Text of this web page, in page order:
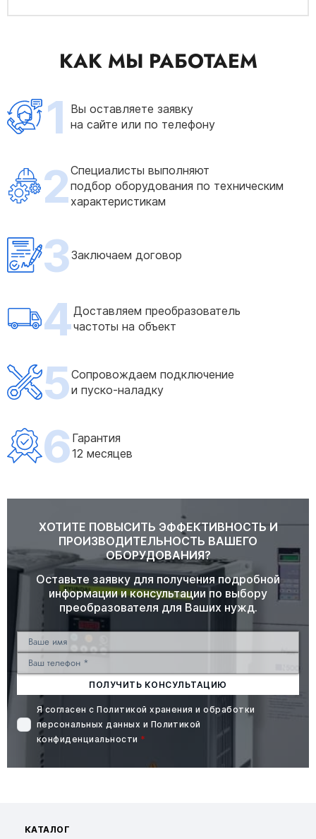
КАК МЫ РАБОТАЕМ
1 Вы оставляете заявку
на сайте или по телефону
2Специалисты выполняют
подбор оборудования по техническим
характеристикам
3Заключаем договор
4Доставляем преобразователь
частоты на объект
5Сопровождаем подключение
и пуско-наладку
6 Гарантия
12 месяцев
ХОТИТЕ ПОВЫСИТЬ ЭФФЕКТИВНОСТЬ И
ПРОИЗВОДИТЕЛЬНОСТЬ ВАШЕГО
ОБОРУДОВАНИЯ?
Оставьте заявку для получения подробной
информации и консультации по выбору
преобразователя для Ваших нужд.
ПОЛУЧИТЬ КОНСУЛЬТАЦИЮ
Я согласен сПолитикой хранения и обработки
персональных данных и Политикой
конфиденциальности *
КАТАЛОГ